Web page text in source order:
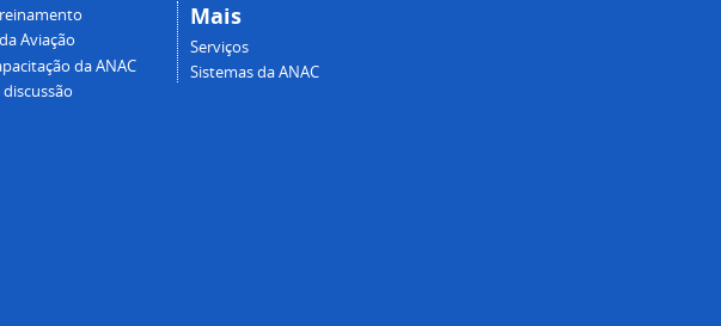
Aviação
da ANAC
Mais
Serviços
Sistemas da ANAC